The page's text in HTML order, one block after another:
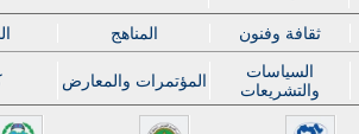
المناهج ثقافة وفنون
المؤتمرات والمعارض
السياسات
والتشريعات